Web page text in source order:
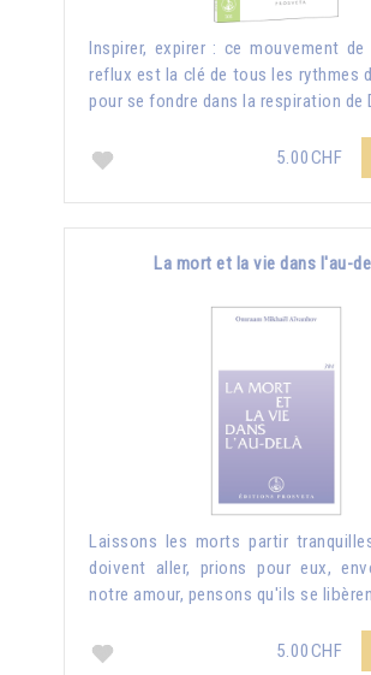
Inspirer, expirer : ce mouvement
reflux est la clé de tous les rythmes
pour se fondre dans la respiration de
5.00CHF
La mort et la vie dans l'au-
Laissons les morts partir
doivent aller, prions pour eux,
notre amour, pensons qu'ils se
5.00CHF